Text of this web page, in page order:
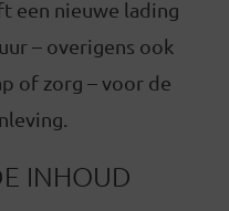
een nieuwe lading
– overigens ook
of zorg – voor de
INHOUD